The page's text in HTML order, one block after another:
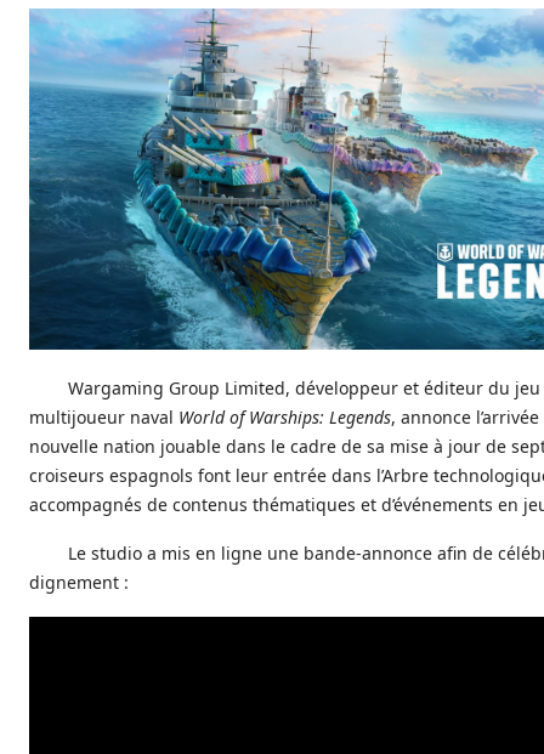
Wargaming Group Limited, développeur et éditeur du jeu
multijoueur naval World of Warships: Legends, annonce l’arrivée
nouvelle nation jouable dans le cadre de sa mise à jour de
croiseurs espagnols font leur entrée dans l’Arbre
accompagnés de contenus thématiques et d’événements en
Le studio a mis en ligne une bande-annonce afin de
dignement :